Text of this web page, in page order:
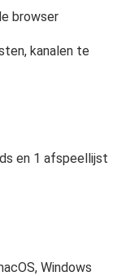
browser
kanalen te
en 1 afspeellijst
Windows